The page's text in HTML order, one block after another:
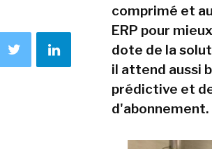
comprimé et
ERP pour
dote de la
il attend aussi
prédictive et
d'abonnement.